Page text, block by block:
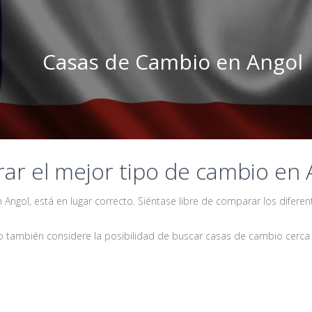
Casas de Cambio en Angol
el mejor tipo de cambio en
está en lugar correcto. Siéntase libre de comparar los
considere la posibilidad de buscar casas de cambio